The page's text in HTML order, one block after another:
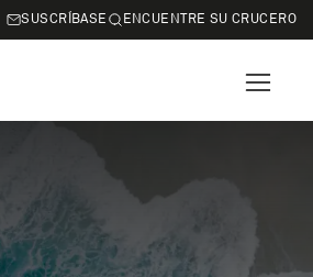
SUSCRÍBASE ENCUENTRE SU CRUCERO